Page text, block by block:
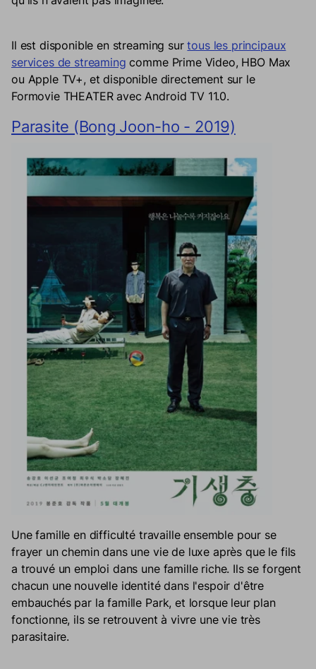
Il est disponible en streaming sur tous les principaux
services de streaming comme Prime Video, HBO Max
ou Apple TV+, et disponible directement sur le
Formovie THEATER avec Android TV 11.0.
Parasite (Bong Joon-ho - 2019)
Une famille en difficulté travaille ensemble pour se
frayer un chemin dans une vie de luxe après que le fils
a trouvé un emploi dans une famille riche. Ils se forgent
chacun une nouvelle identité dans l'espoir d'être
embauchés par la famille Park, et lorsque leur plan
fonctionne, ils se retrouvent à vivre une vie très
parasitaire.